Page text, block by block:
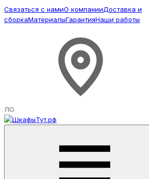
Связаться с намиО компанииДоставка и
сборкаМатериалыГарантияНаши работы
ЛО